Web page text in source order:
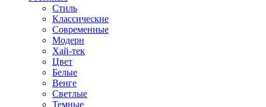
Стиль
Классические
Современные
Модерн
Хай-тек
Цвет
Белые
Венге
Светлые
Темные